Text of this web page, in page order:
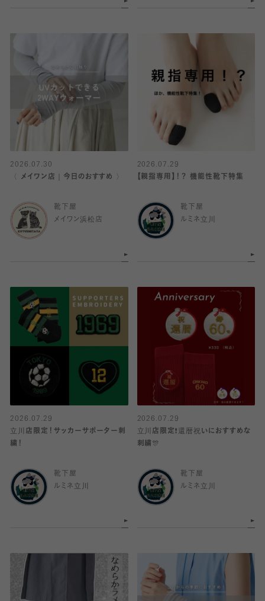
2026.07.30
〈 メイワン店｜今日のおすすめ 〉
靴下屋
メイワン浜松店
2026.07.29
【親指専用】！？ 機能性靴下特集
靴下屋
ルミネ立川
2026.07.29
立川店限定！サッカーサポーター刺
繍！
靴下屋
ルミネ立川
2026.07.29
立川店限定❗️還暦祝いにおすすめな
刺繍🎊
靴下屋
ルミネ立川